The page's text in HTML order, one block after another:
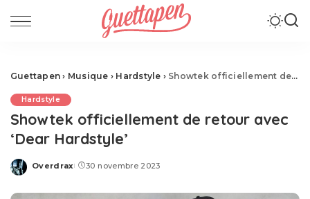
Guettapen › Musique › Hardstyle › Showtek officiellement de retour avec ‘Dear Hardstyle’
Hardstyle
Showtek officiellement de retour avec
‘Dear Hardstyle’
Posted
Overdrax 30 novembre 2023